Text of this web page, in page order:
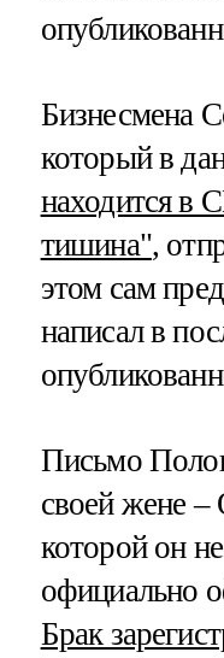
Бизнесмена
который в
находится в
тишина",
этом сам
написал в
Письмо
своей жене –
которой он
официально
Брак